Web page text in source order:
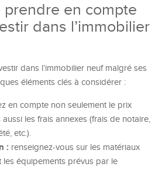
prendre en compte
dans l’immobilier
dans l’immobilier neuf malgré ses
éléments clés à considérer :
en compte non seulement le prix
aussi les frais annexes (frais de notaire,
etc.).
: renseignez-vous sur les matériaux
les équipements prévus par le